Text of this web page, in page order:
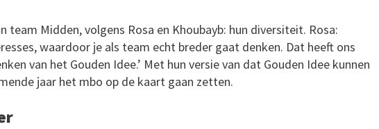
team Midden, volgens Rosa en Khoubayb: hun diversiteit. Rosa:
waardoor je als team echt breder gaat denken. Dat heeft ons
van het Gouden Idee.’ Met hun versie van dat Gouden Idee kunnen
jaar het mbo op de kaart gaan zetten.